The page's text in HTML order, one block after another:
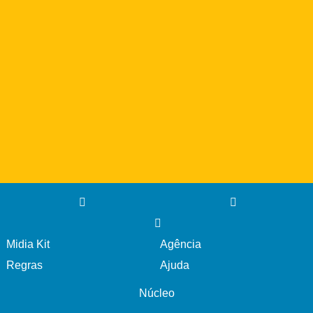
Midia Kit
Agência
Regras
Ajuda
Núcleo